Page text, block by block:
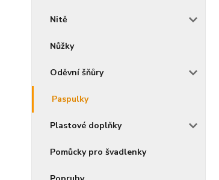
Nitě
Nůžky
Oděvní šňůry
Paspulky
Plastové doplňky
Pomůcky pro švadlenky